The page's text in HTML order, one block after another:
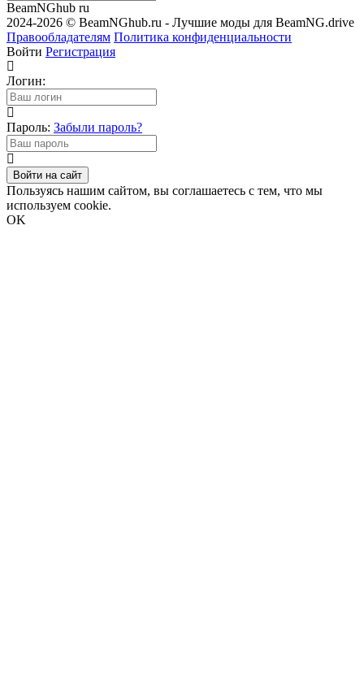
BeamNGhub ru
2024-2026 © BeamNGhub.ru - Лучшие моды для BeamNG.drive
Правообладателям Политика конфиденциальности
Войти Регистрация
Логин:
Пароль: Забыли пароль?
Войти на сайт
Пользуясь нашим сайтом, вы соглашаетесь с тем, что мы
используем cookie.
OK